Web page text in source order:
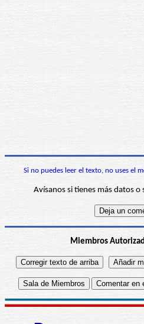
Si no puedes leer el texto, no uses el
Avísanos si tienes más datos o
Miembros